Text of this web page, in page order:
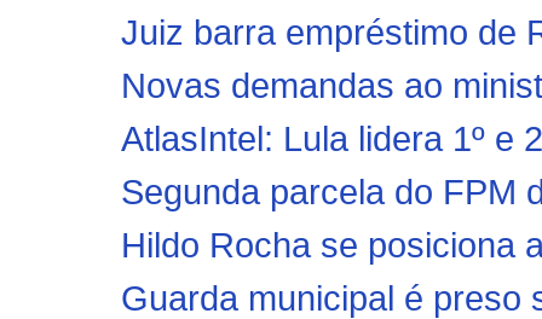
Juiz barra empréstimo de
Novas demandas ao
AtlasIntel: Lula lidera 1º e
Segunda parcela do FPM
Hildo Rocha se posiciona
Guarda municipal é preso